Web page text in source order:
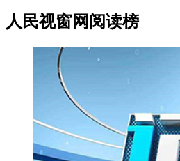
人民视窗网阅读榜